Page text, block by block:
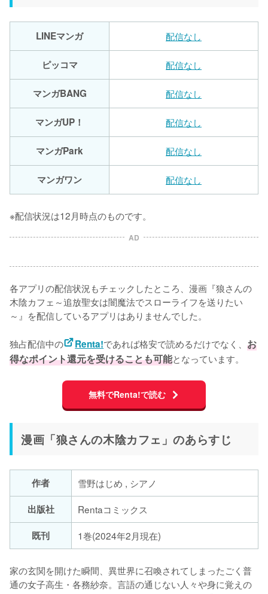
LINEマンガ 配信なし
ピッコマ 配信なし
マンガBANG 配信なし
マンガUP！ 配信なし
マンガPark 配信なし
マンガワン 配信なし
※配信状況は12月時点のものです。
AD
各アプリの配信状況もチェックしたところ、漫画『狼さんの
木陰カフェ～追放聖女は闇魔法でスローライフを送りたい
～』を配信しているアプリはありませんでした。
独占配信中の Renta!であれば格安で読めるだけでなく、お
得なポイント還元を受けることも可能となっています。
無料でRenta!で読む
漫画「狼さんの木陰カフェ」のあらすじ
作者
雪野はじめ , シアノ
出版社
Rentaコミックス
既刊
1巻(2024年2月現在)
家の玄関を開けた瞬間、異世界に召喚されてしまったごく普
通の女子高生・各務紗奈。言語の通じない人々や身に覚えの